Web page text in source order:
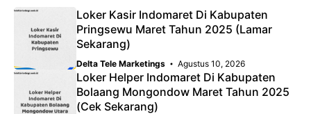
Loker Kasir Indomaret Di Kabupaten
Pringsewu Maret Tahun 2025 (Lamar
Sekarang)
Delta Tele Marketings Agustus 10, 2026
Loker Helper Indomaret Di Kabupaten
Bolaang Mongondow Maret Tahun 2025
(Cek Sekarang)